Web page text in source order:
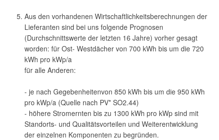
Aus den vorhandenen Wirtschaftlichkeitsberechnungen der
Lieferanten sind bei uns folgende Prognosen
(Durchschnittswerte der letzten 16 Jahre) vorher gesagt
worden: für Ost- Westdächer von 700 kWh bis um die 720
kWh pro kWp/a
für alle Anderen:
- je nach Gegebenheitenvon 850 kWh bis um die 950 kWh
pro kWp/a (Quelle nach PV* SO2.44)
- höhere Stromernten bis zu 1300 kWh pro kWp sind mit
Standorts- und Qualitätsvorteilen und Weiterentwicklung
der einzelnen Komponenten zu begründen.